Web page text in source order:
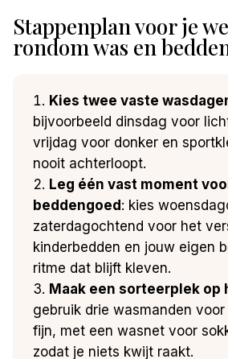
Stappenplan voor je
rondom was en
Kies twee vaste
bijvoorbeeld dinsdag voor
vrijdag voor donker en
nooit achterloopt.
Leg één vast moment
beddengoed: kies
zaterdagochtend voor het
kinderbedden en jouw eigen
ritme dat blijft kleven.
Maak een sorteerplek op
gebruik drie wasmanden
fijn, met een wasnet voor
zodat je niets kwijt raakt.